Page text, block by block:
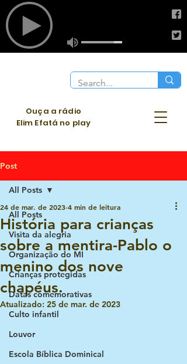
Ouça a rádio
Elim Efatá no play
Post
All Posts
Visita da alegria
Organização do MI
Crianças protegidas
Datas comemorativas
Culto infantil
Louvor
Escola Bíblica Dominical
All Posts
História para crianças
sobre a mentira-Pablo o
menino dos nove
chapéus.
24 de mar. de 2023 4 min de leitura
Atualizado: 25 de mar. de 2023